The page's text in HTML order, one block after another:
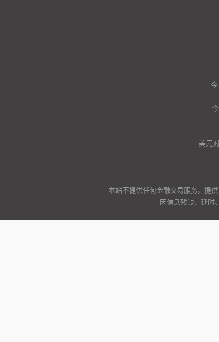
美元
本站不提供任何金融交易服务，提
因信息残缺、延时